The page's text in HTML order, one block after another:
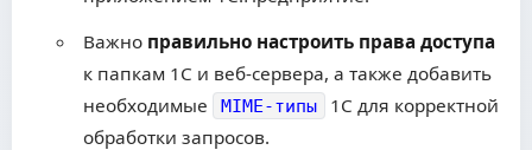
Важно правильно настроить права доступа
к папкам 1С и веб-сервера, а также добавить
необходимые
MIME-типы
1С для корректной
обработки запросов.